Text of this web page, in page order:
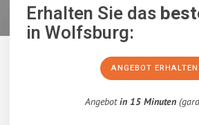
Erhalten Sie das
in Wolfsburg:
ANGEBOT ERHALTEN
Angebotin 15 Minuten